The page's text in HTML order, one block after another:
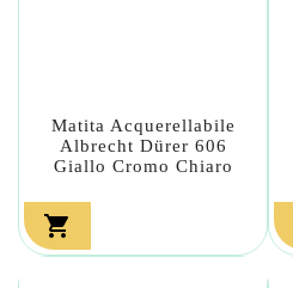
Matita Acquerellabile
Albrecht Dürer 606
Giallo Cromo Chiaro
